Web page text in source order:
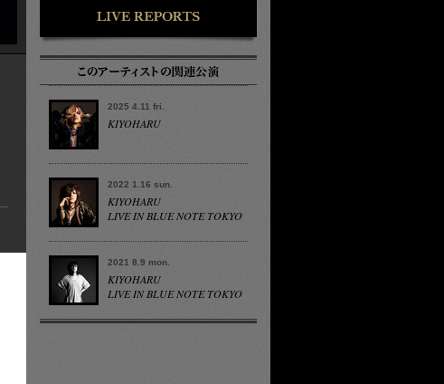
2025 4.11 fri.
KIYOHARU
2022 1.16 sun.
KIYOHARU
LIVE IN BLUE NOTE TOKYO
2021 8.9 mon.
KIYOHARU
LIVE IN BLUE NOTE TOKYO